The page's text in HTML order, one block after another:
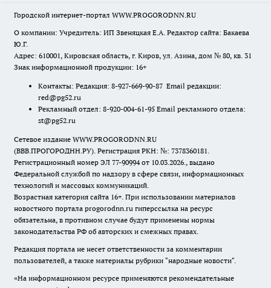
Городской интернет-портал WWW.PROGORODNN.RU
О компании: Учредитель: ИП Звеняцкая Е.А. Редактор сайта: Бакаева
Ю.Г.
Адрес: 610001, Кировская область, г. Киров, ул. Азина, дом № 80, кв. 31
Знак информационной продукции: 16+
Контакты: Редакция: 8-927-669-90-87 Email редакции:
red@pg52.ru
Рекламный отдел: 8-920-004-61-95 Email рекламного отдела:
st@pg52.ru
Сетевое издание WWW.PROGORODNN.RU
(ВВВ.ПРОГОРОДНН.РУ). Регистрация РКН: №: 7378360181.
Регистрационный номер ЭЛ 77-90994 от 10.03.2026., выдано
Федеральной службой по надзору в сфере связи, информационных
технологий и массовых коммуникаций.
Возрастная категория сайта 16+. При использовании материалов
новостного портала progorodnn.ru гиперссылка на ресурс
обязательна, в противном случае будут применены нормы
законодательства РФ об авторских и смежных правах.
Редакция портала не несет ответственности за комментарии
пользователей, а также материалы рубрики "народные новости".
«На информационном ресурсе применяются рекомендательные